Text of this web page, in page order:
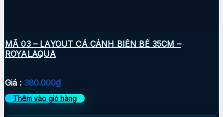
MÃ 03 – LAYOUT CÁ CẢNH BIỂN BỂ 35CM –
ROYALAQUA
Giá : 380.000₫
Thêm vào giỏ hàng